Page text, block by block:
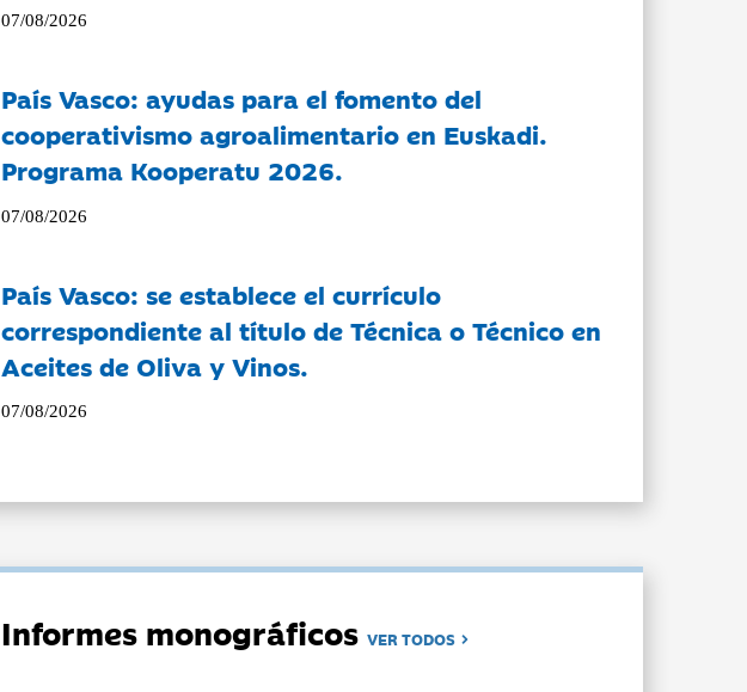
07/08/2026
País Vasco: ayudas para el fomento del
cooperativismo agroalimentario en Euskadi.
Programa Kooperatu 2026.
07/08/2026
País Vasco: se establece el currículo
correspondiente al título de Técnica o Técnico en
Aceites de Oliva y Vinos.
07/08/2026
Informes monográficosVER TODOS